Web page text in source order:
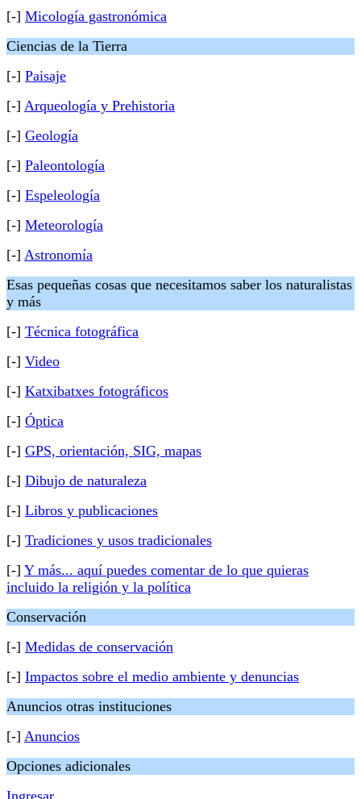
[-] Micología gastronómica
Ciencias de la Tierra
[-] Paisaje
[-] Arqueología y Prehistoria
[-] Geología
[-] Paleontología
[-] Espeleología
[-] Meteorología
[-] Astronomía
Esas pequeñas cosas que necesitamos saber los naturalistas
y más
[-] Técnica fotográfica
[-] Video
[-] Katxibatxes fotográficos
[-] Óptica
[-] GPS, orientación, SIG, mapas
[-] Dibujo de naturaleza
[-] Libros y publicaciones
[-] Tradiciones y usos tradicionales
[-] Y más... aquí puedes comentar de lo que quieras
incluido la religión y la política
Conservación
[-] Medidas de conservación
[-] Impactos sobre el medio ambiente y denuncias
Anuncios otras instituciones
[-] Anuncios
Opciones adicionales
Ingresar